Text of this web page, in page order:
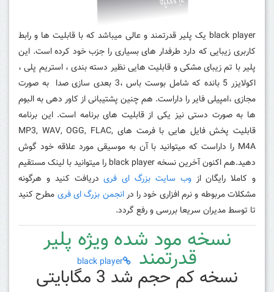
black player یک پلیر قدرتمند و عالی میباشد که با قابلیت ها و رابط
کاربری زیبایی که دارد طرفدار های بسیاری را جزب خود کرده است. این
پلیر با تم زیبای مشکی و قابلیت هایی نظیر دسته بندی ، استریم پلی ،
اکولایزر 5 بانده که شامل بوست باس ،3 بعدی سازی صدا به صورت
مجازی ،امپیلی فایر را داراست. هم چنین پشتیبانی از کاور دهی به البوم
ها به صورت دستی نیز یکی از قابلیت های برنامه است. این برنامه
قابلیت پخش فایل هایی با فرمت های MP3, WAV, OGG, FLAC,
M4A را داراست که میتوانید با آن به موسیقی مورد علاقه خود گوش
دهید.هم اکنون آخرین نسخه black player را میتوانید با لینک مستقیم
و کاملا رایگان ازوب سایت بزرگ ای فریدریافت کنید و هرگونه
مشکلات مربوطه و نرم افزاری خود را درانجمن بزرگ ای فری مطرح کنید
تا توسط مدیران سریعا بررسی و رفع گردد.
نسخه مود شده ویژه پلیر
قدرتمند black player
نسخه کم حجم شد 3 مگابایتی